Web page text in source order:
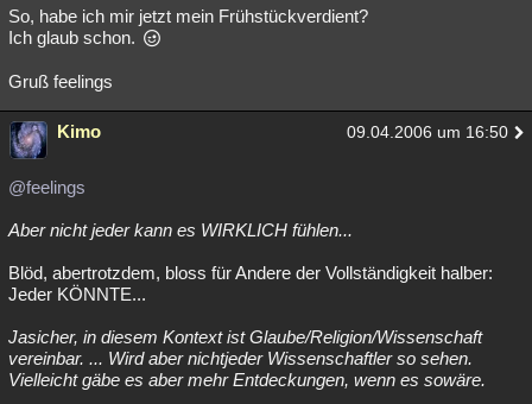
So, habe ich mir jetzt mein Frühstückverdient?
Ich glaub schon.
Gruß feelings
Kimo 09.04.2006 um 16:50
@feelings
Aber nicht jeder kann es WIRKLICH fühlen...
Blöd, abertrotzdem, bloss für Andere der Vollständigkeit halber:
Jeder KÖNNTE...
Jasicher, in diesem Kontext ist Glaube/Religion/Wissenschaft
vereinbar. ... Wird aber nichtjeder Wissenschaftler so sehen.
Vielleicht gäbe es aber mehr Entdeckungen, wenn es sowäre.